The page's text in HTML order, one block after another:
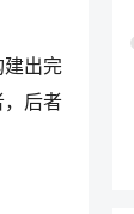
建出完
，后者